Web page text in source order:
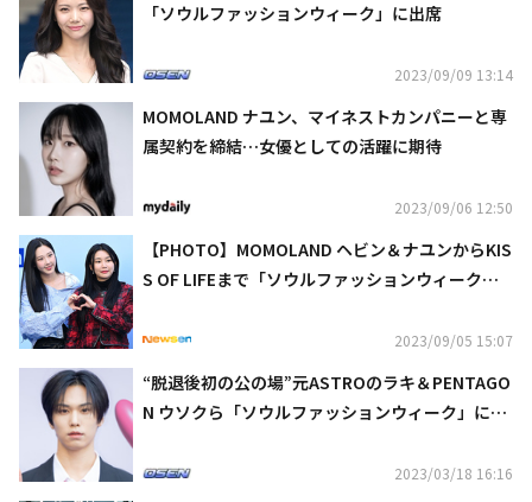
「ソウルファッションウィーク」に出席
2023/09/09 13:14
MOMOLAND ナユン、マイネストカンパニーと専
属契約を締結…女優としての活躍に期待
2023/09/06 12:50
【PHOTO】MOMOLAND ヘビン＆ナユンからKIS
S OF LIFEまで「ソウルファッションウィーク」
2023/09/05 15:07
“脱退後初の公の場”元ASTROのラキ＆PENTAGO
N ウソクら「ソウルファッションウィーク」に出
2023/03/18 16:16